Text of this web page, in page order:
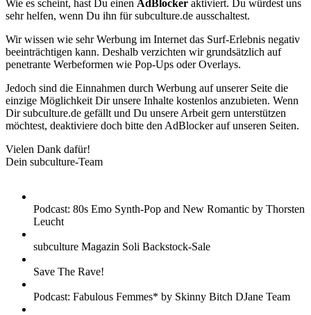
Wie es scheint, hast Du einen AdBlocker aktiviert. Du würdest uns
sehr helfen, wenn Du ihn für subculture.de ausschaltest.
Wir wissen wie sehr Werbung im Internet das Surf-Erlebnis negativ
beeinträchtigen kann. Deshalb verzichten wir grundsätzlich auf
penetrante Werbeformen wie Pop-Ups oder Overlays.
Jedoch sind die Einnahmen durch Werbung auf unserer Seite die
einzige Möglichkeit Dir unsere Inhalte kostenlos anzubieten. Wenn
Dir subculture.de gefällt und Du unsere Arbeit gern unterstützen
möchtest, deaktiviere doch bitte den AdBlocker auf unseren Seiten.
Vielen Dank dafür!
Dein subculture-Team
Podcast: 80s Emo Synth-Pop and New Romantic by Thorsten
Leucht
subculture Magazin Soli Backstock-Sale
Save The Rave!
Podcast: Fabulous Femmes* by Skinny Bitch DJane Team